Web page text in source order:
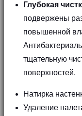
Глубокая
подвержены
повышенной
тщательную
поверхностей.
Натирка
Удаление